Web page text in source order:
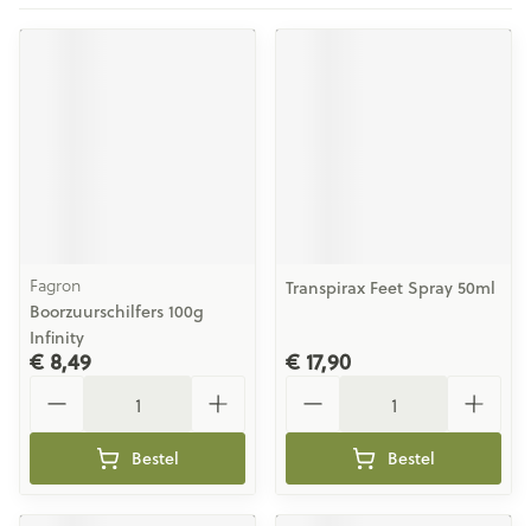
Fagron
Boorzuurschilfers 100g
Infinity
€ 8,49
Bestel
Transpirax Feet Spray 50ml
€ 17,90
Bestel